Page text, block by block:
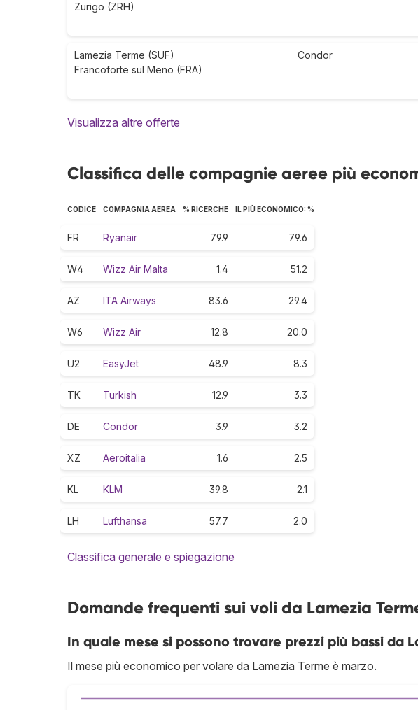
Zurigo (ZRH)
Lamezia Terme (SUF)
Francoforte sul Meno (FRA)
Condor
Visualizza altre offerte
Classifica delle compagnie aeree più
CODICE COMPAGNIA AEREA % RICERCHE IL PIÙ ECONOMICO: %
FR Ryanair 79.9 79.6
W4 Wizz Air Malta 1.4 51.2
AZ ITA Airways 83.6 29.4
W6 Wizz Air 12.8 20.0
U2 EasyJet 48.9 8.3
TK Turkish 12.9 3.3
DE Condor 3.9 3.2
XZ Aeroitalia 1.6 2.5
KL KLM 39.8 2.1
LH Lufthansa 57.7 2.0
Classifica generale e spiegazione
Domande frequenti sui voli da Lamezia
In quale mese si possono trovare prezzi più bassi da
Il mese più economico per volare da Lamezia Terme è marzo.